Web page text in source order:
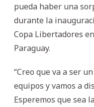
pueda haber una
durante la
Copa Libertadores
Paraguay.
“Creo que va a ser
equipos y vamos a
Esperemos que sea